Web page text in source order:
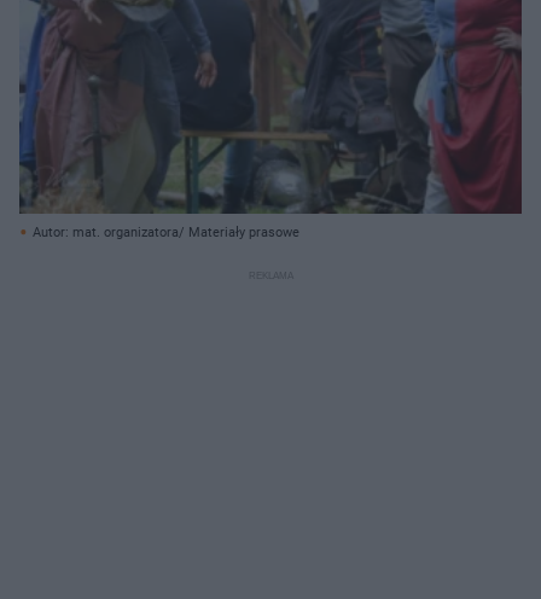
Autor: mat. organizatora/ Materiały prasowe